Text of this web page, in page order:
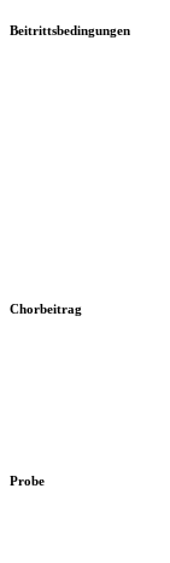
Beitrittsbedingungen
Chorbeitrag
Probe